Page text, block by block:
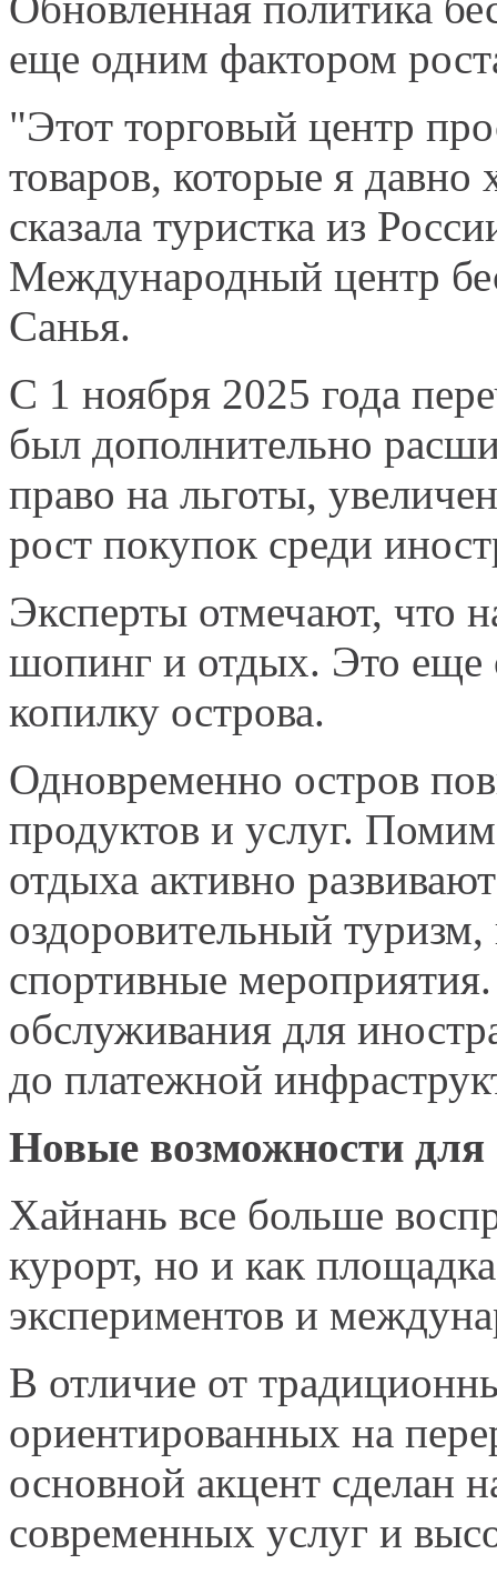
еще одним фактором
"Этот торговый центр
товаров, которые я
сказала туристка из
Международный центр
Санья.
С 1 ноября 2025 года
был дополнительно
право на льготы,
рост покупок среди
Эксперты отмечают, что
шопинг и отдых. Это еще
копилку острова.
Одновременно остров
продуктов и услуг.
отдыха активно
оздоровительный
спортивные
обслуживания для
до платежной
Новые возможности для
Хайнань все больше
курорт, но и как
экспериментов и
В отличие от
ориентированных на
основной акцент сделан
современных услуг и